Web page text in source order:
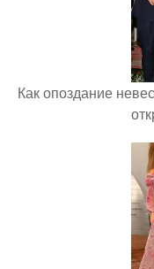
Как опоздание